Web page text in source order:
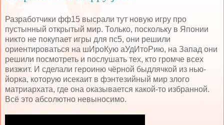
Разработчики фф15 высрали тут новую игру про
пустынный открытый мир. Только, поскольку в Японии
никто не покупает игры для пс5, они решили
ориентироваться на шИроКую аУдИтоРию, на Запад они
решили посмотреть и послушать тех, кто громче всех
визжит. И сделали героиню чёрной быдлячкой из нью-
йорка, которую исекаит в фэнтезийный мир злого
матриархата, где она оказывается какой-то избранной.
Всё это абсолютно невыносимо.